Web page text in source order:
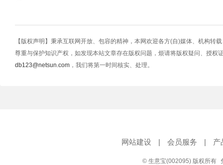
【版权声明】秉承互联网开放、包容的精神，本网欢迎各方(自)媒体、机构转
尊重与保护知识产权，如发现本站文章存在版权问题，烦请将版权疑问、授权
db123@netsun.com ，我们将第一时间核实、处理。
网站建设 | 会员服务 | 产
© 生意宝(002095) 版权所有